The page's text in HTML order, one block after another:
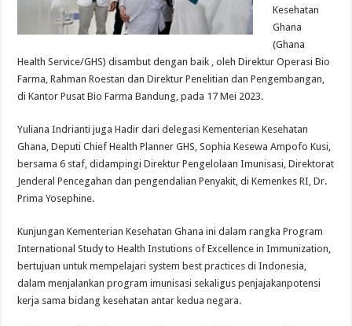
Kesehatan
Ghana
(Ghana
Health Service/GHS) disambut dengan baik , oleh Direktur Operasi Bio
Farma, Rahman Roestan dan Direktur Penelitian dan Pengembangan,
di Kantor Pusat Bio Farma Bandung, pada 17 Mei 2023.
Yuliana Indrianti juga Hadir dari delegasi Kementerian Kesehatan
Ghana, Deputi Chief Health Planner GHS, Sophia Kesewa Ampofo Kusi,
bersama 6 staf, didampingi Direktur Pengelolaan Imunisasi, Direktorat
Jenderal Pencegahan dan pengendalian Penyakit, di Kemenkes RI, Dr.
Prima Yosephine.
Kunjungan Kementerian Kesehatan Ghana ini dalam rangka Program
International Study to Health Instutions of Excellence in Immunization,
bertujuan untuk mempelajari system best practices di Indonesia,
dalam menjalankan program imunisasi sekaligus penjajakanpotensi
kerja sama bidang kesehatan antar kedua negara.